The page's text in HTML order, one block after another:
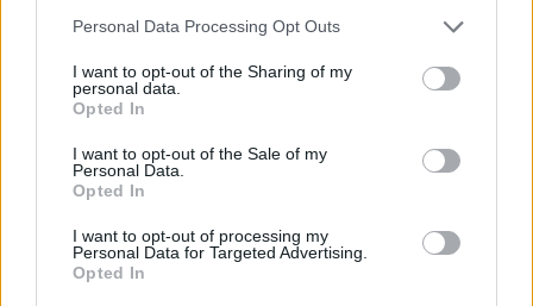
Personal Data Processing Opt Outs
I want to opt-out of the Sharing of my
personal data.
Opted In
I want to opt-out of the Sale of my
Personal Data.
Opted In
I want to opt-out of processing my
Personal Data for Targeted Advertising.
Opted In
skiareálu odborníkov, ktorí by odhalili príčinu poruchy.
Posledná kontrola lanovky sa uskutočnila vlani 22.
decembra a nebol zistený žiadny problém.
91282854/